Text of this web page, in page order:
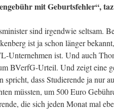
mit Geburts­feh­ler“,
sind irgend­wie selt­sam.
ist ja schon län­ger
Unter­neh­men ist. Und auch
BVerfG-Urteil. Und zeigt eine
spricht, dass Stu­die­ren­de ja nur
müss­ten, um 500 Euro
die sich jeden Monat mal